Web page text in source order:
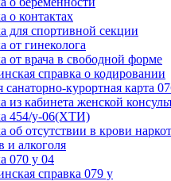
о контактах
для спортивной секции
от гинеколога
от врача в свободной форме
справка о кодировании
санаторно-курортная карта
из кабинета женской
454/у-06(ХТИ)
об отсутствии в крови
и алкоголя
070 у 04
справка 079 у